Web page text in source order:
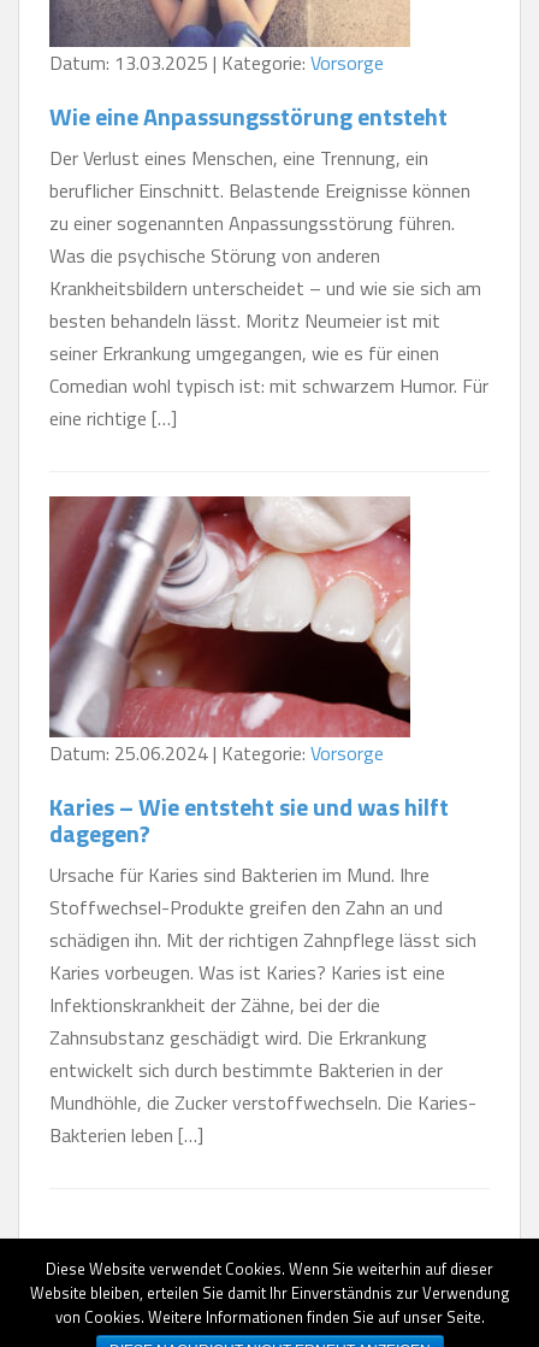
Datum: 13.03.2025 | Kategorie: Vorsorge
Wie eine Anpassungsstörung entsteht
Der Verlust eines Menschen, eine Trennung, ein
beruflicher Einschnitt. Belastende Ereignisse können
zu einer sogenannten Anpassungsstörung führen.
Was die psychische Störung von anderen
Krankheitsbildern unterscheidet – und wie sie sich am
besten behandeln lässt. Moritz Neumeier ist mit
seiner Erkrankung umgegangen, wie es für einen
Comedian wohl typisch ist: mit schwarzem Humor. Für
eine richtige […]
Datum: 25.06.2024 | Kategorie: Vorsorge
Karies – Wie entsteht sie und was hilft
dagegen?
Ursache für Karies sind Bakterien im Mund. Ihre
Stoffwechsel-Produkte greifen den Zahn an und
schädigen ihn. Mit der richtigen Zahnpflege lässt sich
Karies vorbeugen. Was ist Karies? Karies ist eine
Infektionskrankheit der Zähne, bei der die
Zahnsubstanz geschädigt wird. Die Erkrankung
entwickelt sich durch bestimmte Bakterien in der
Mundhöhle, die Zucker verstoffwechseln. Die Karies-
Bakterien leben […]
AGB|Datenschutz|Impressum|Erstinformationen
Diese Website verwendet Cookies. Wenn Sie weiterhin auf dieser
Website bleiben, erteilen Sie damit Ihr Einverständnis zur Verwendung
von Cookies. Weitere Informationen finden Sie auf unser Seite.